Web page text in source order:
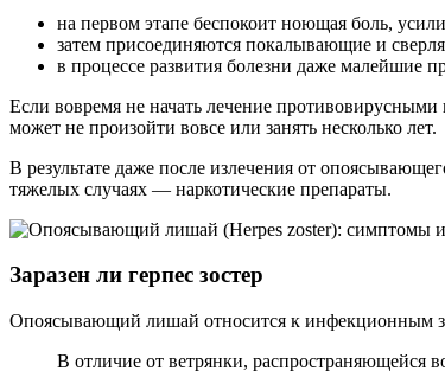
на первом этапе беспокоит ноющая боль,
затем присоединяются покалывающие и
в процессе развития болезни даже малейшие
Если вовремя не начать лечение
может не произойти вовсе или занять несколько лет.
В результате даже после излечения от
тяжелых случаях — наркотические препараты.
Заразен ли герпес зостер
Опоясывающий лишай относится к инфекционным
В отличие от ветрянки, распространяющейся